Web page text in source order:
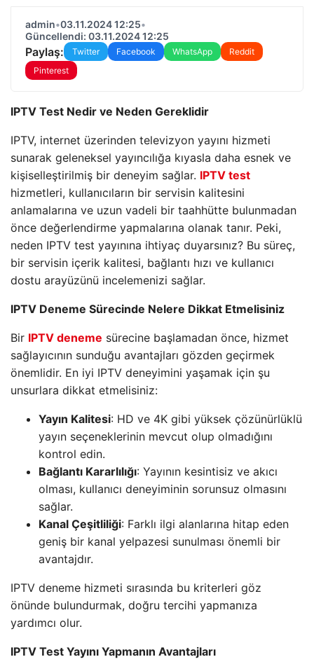
admin•03.11.2024 12:25•
Güncellendi: 03.11.2024 12:25
Paylaş: Twitter Facebook WhatsApp
Reddit
Pinterest
IPTV Test Nedir ve Neden Gereklidir
IPTV, internet üzerinden televizyon yayını hizmeti
sunarak geleneksel yayıncılığa kıyasla daha esnek ve
kişiselleştirilmiş bir deneyim sağlar. IPTV test
hizmetleri, kullanıcıların bir servisin kalitesini
anlamalarına ve uzun vadeli bir taahhütte bulunmadan
önce değerlendirme yapmalarına olanak tanır. Peki,
neden IPTV test yayınına ihtiyaç duyarsınız? Bu süreç,
bir servisin içerik kalitesi, bağlantı hızı ve kullanıcı
dostu arayüzünü incelemenizi sağlar.
IPTV Deneme Sürecinde Nelere Dikkat Etmelisiniz
Bir IPTV deneme sürecine başlamadan önce, hizmet
sağlayıcının sunduğu avantajları gözden geçirmek
önemlidir. En iyi IPTV deneyimini yaşamak için şu
unsurlara dikkat etmelisiniz:
Yayın Kalitesi: HD ve 4K gibi yüksek çözünürlüklü
yayın seçeneklerinin mevcut olup olmadığını
kontrol edin.
Bağlantı Kararlılığı: Yayının kesintisiz ve akıcı
olması, kullanıcı deneyiminin sorunsuz olmasını
sağlar.
Kanal Çeşitliliği: Farklı ilgi alanlarına hitap eden
geniş bir kanal yelpazesi sunulması önemli bir
avantajdır.
IPTV deneme hizmeti sırasında bu kriterleri göz
önünde bulundurmak, doğru tercihi yapmanıza
yardımcı olur.
IPTV Test Yayını Yapmanın Avantajları